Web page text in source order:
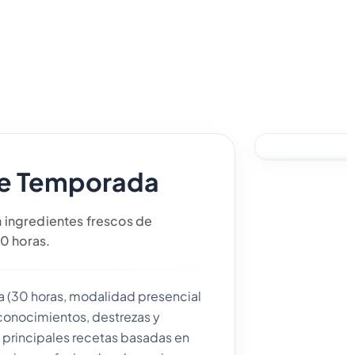
Temporada
ingredientes frescos de
horas.
(30 horas, modalidad presencial
destrezas y
recetas basadas en